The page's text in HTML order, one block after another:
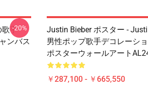
歌手
ンバス
-20%
Justin Bieber ポスター -
男性ポップ歌手デコレーシ
ポスターウォールアート
￥287,100 - ￥665,550